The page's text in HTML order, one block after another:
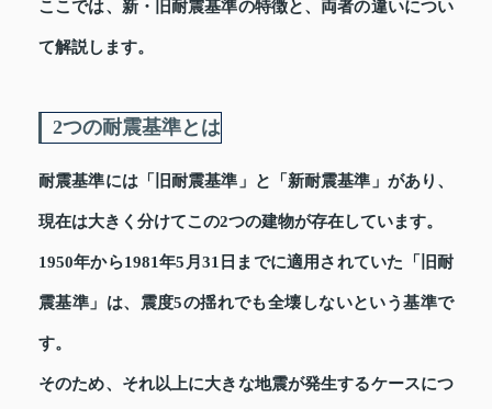
ここでは、新・旧耐震基準の特徴と、両者の違いについ
て解説します。
2つの耐震基準とは
耐震基準には「旧耐震基準」と「新耐震基準」があり、
現在は大きく分けてこの2つの建物が存在しています。
1950年から1981年5月31日までに適用されていた「旧耐
震基準」は、震度5の揺れでも全壊しないという基準で
す。
そのため、それ以上に大きな地震が発生するケースにつ